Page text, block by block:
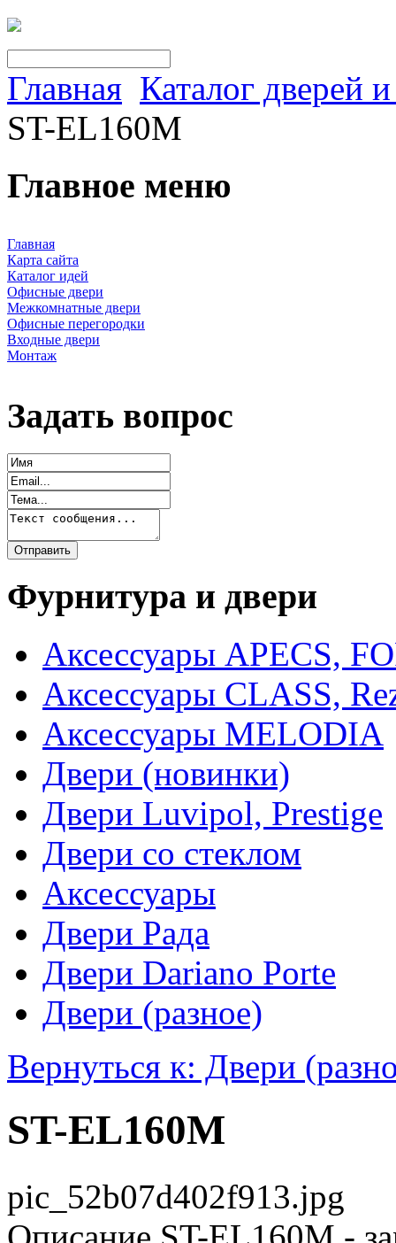
Главная Каталог дверей
ST-EL160M
Главное меню
Главная
Карта сайта
Каталог идей
Офисные двери
Межкомнатные двери
Офисные перегородки
Входные двери
Монтаж
Задать вопрос
Фурнитура и двери
Аксессуары APECS,
Аксессуары CLASS,
Аксессуары MELODIA
Двери (новинки)
Двери Luvipol, Prestige
Двери со стеклом
Аксессуары
Двери Рада
Двери Dariano Porte
Двери (разное)
Вернуться к: Двери
ST-EL160M
pic_52b07d402f913.jpg